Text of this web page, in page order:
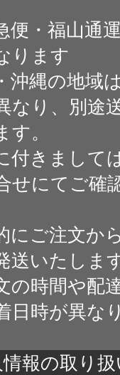
便・福山通
ります
沖縄の地域
なり、別途
す。
付きまして
せにてご確
にご注文か
送いたしま
の時間や配
日時が異な
報の取り